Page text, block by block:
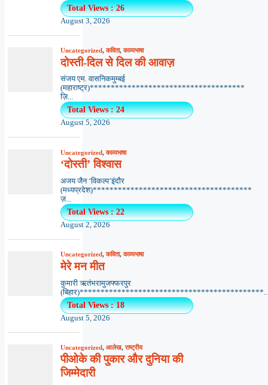
Total Views : 26
August 3, 2026
Uncategorized,कविता,काव्यभाषा
दोस्ती-दिल से दिल की आवाज़
संजय एम. वासनिकमुम्बई
(महाराष्ट्र)*************************************
ज़ि...
Total Views : 24
August 5, 2026
Uncategorized,काव्यभाषा
‘दोस्ती’ विश्वास
अजय जैन ‘विकल्प’इंदौर
(मध्यप्रदेश)**************************************
ज़...
Total Views : 22
August 2, 2026
Uncategorized,कविता,काव्यभाषा
मेरे मन मीत
कुमारी ऋतंभरामुजफ्फरपुर
Total Views : 18
August 5, 2026
Uncategorized, आलेख,राष्ट्रीय
पीओके की पुकार और दुनिया की
जिम्मेदारी